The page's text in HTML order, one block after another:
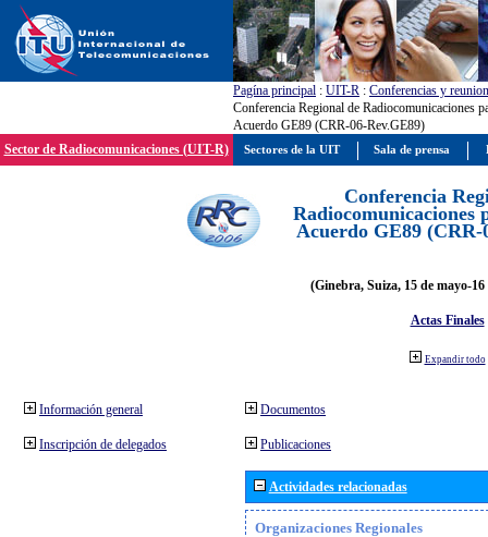
Pagína principal : UIT-R : Conferencias y
Conferencia Regional de Radiocomunicaciones
Acuerdo GE89 (CRR-06-Rev.GE89)
Sector de Radiocomunicaciones (UIT-R)
Conferencia
Radiocomunicaciones
Acuerdo GE89 (CRR-
(Ginebra, Suiza, 15 de mayo-
Actas Finales
Expandir todo
Información general
Inscripción de delegados
Documentos
Publicaciones
Actividades relacionadas
Organizaciones Regionales
Sectores de la UIT Sala de prensa